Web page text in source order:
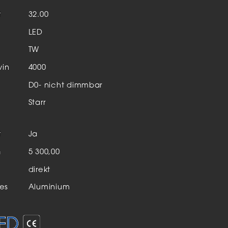
32.00
LED
TW
4000
D0- nicht dimmbar
Starr
Ja
5 300,00
direkt
Aluminium